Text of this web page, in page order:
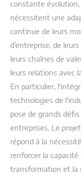
constante évolution,
nécessitent une
continue de leurs
d’entreprise, de
leurs chaînes de
leurs relations avec
En particulier,
technologies de
pose de grands défis
entreprises. Le
répond à la
renforcer la capacité
transformation et la